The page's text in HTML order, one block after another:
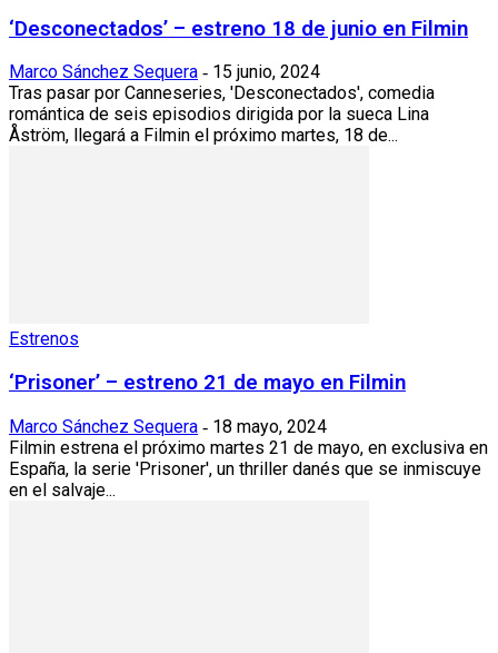
‘Desconectados’ – estreno 18 de junio en Filmin
Marco Sánchez Sequera - 15 junio, 2024
Tras pasar por Canneseries, 'Desconectados', comedia
romántica de seis episodios dirigida por la sueca Lina
Åström, llegará a Filmin el próximo martes, 18 de...
Estrenos
‘Prisoner’ – estreno 21 de mayo en Filmin
Marco Sánchez Sequera - 18 mayo, 2024
Filmin estrena el próximo martes 21 de mayo, en exclusiva en
España, la serie 'Prisoner', un thriller danés que se inmiscuye
en el salvaje...